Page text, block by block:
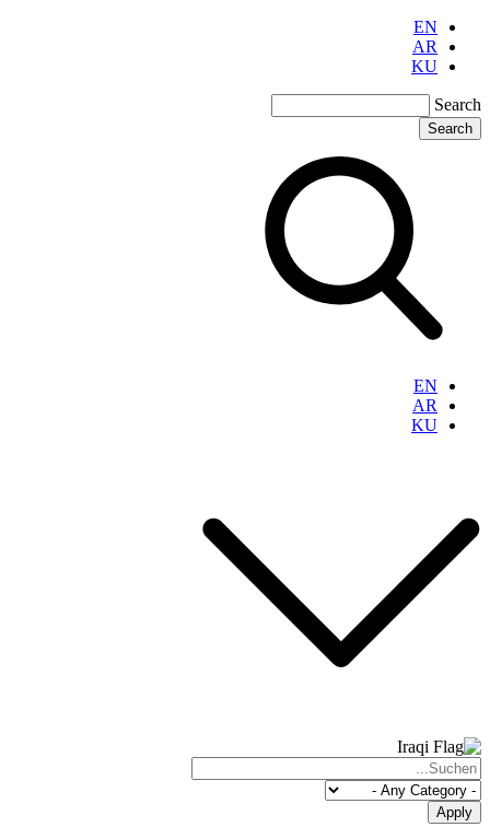
EN
AR
KU
Search
EN
AR
KU